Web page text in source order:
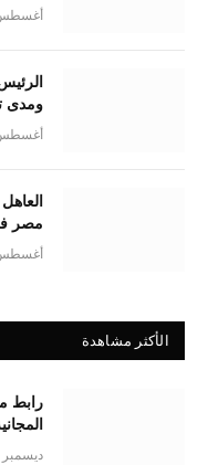
أغسطس 4,
ومدى
أغسطس 3,
مصر
أغسطس 3,
الأكثر مشاهدة
ديسمبر 17, 2024